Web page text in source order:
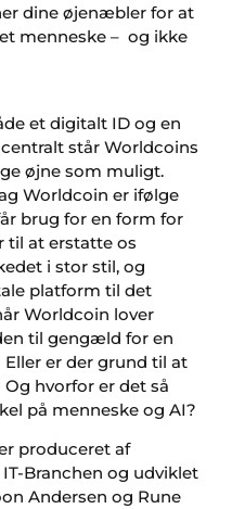
dine øjenæbler for at
menneske – og ikke
et digitalt ID og en
står Worldcoins
øjne som muligt.
Worldcoin er ifølge
brug for en form for
til at erstatte os
i stor stil, og
platform til det
Worldcoin lover
til gengæld for en
er der grund til at
hvorfor er det så
på menneske og AI?
produceret af
Branchen og udviklet
Andersen og Rune